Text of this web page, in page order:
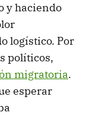
y haciendo
logístico. Por
políticos,
migratoria.
esperar